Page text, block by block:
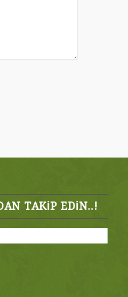
TAKIP EDIN..!